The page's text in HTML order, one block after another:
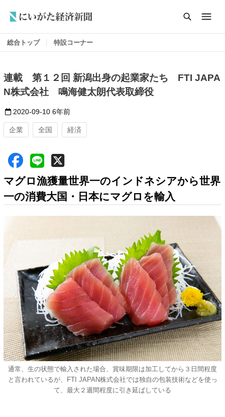
総合トップ 特設コーナー
連載 第１２回 新潟出身の起業家たち FTI JAPA
N株式会社 鳴海健太朗代表取締役
2020-09-10 6年前
企業 全国 経済
マグロ漁獲量世界一のインドネシアから世界
一の消費大国・日本にマグロを輸入
通常、生の状態で輸入された場合、賞味期限は加工してから３日間程度
と言われているが、FTI JAPAN株式会社では独自の包装技術などを使っ
て、最大２週間程度に引き延ばしている